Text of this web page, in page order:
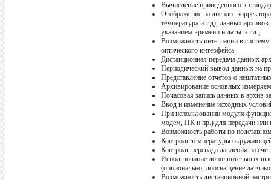
Вычисление приведенного к
Отображение на дисплее
температура и т.д), данных
указанием времени и даты и т.д.;
Возможность интеграции в
оптического интерфейса
Дистанционная передача данных
Периодический вывод данных на
Представление отчетов о
Архивирование основных
Почасовая запись данных в архив
Ввод и изменение исходных
При использовании модуля
модем, ПК и пр.) для передачи или
Возможность работы по
Контроль температуры
Контроль перепада давления на
Использование дополнительных
(опционально, дооснащение
Возможность дистанционной